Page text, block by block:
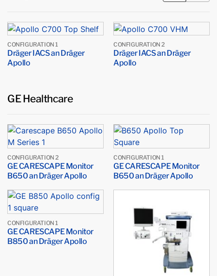
CONFIGURATION 1
Dräger IACS an Dräger
Apollo
CONFIGURATION 2
Dräger IACS an Dräger
Apollo
GE Healthcare
CONFIGURATION 2
GE CARESCAPE Monitor
B650 an Dräger Apollo
CONFIGURATION 1
GE CARESCAPE Monitor
B650 an Dräger Apollo
CONFIGURATION 1
GE CARESCAPE Monitor
B850 an Dräger Apollo